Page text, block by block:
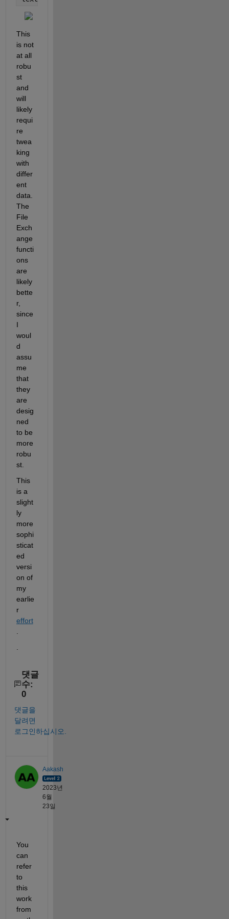
This
is not
at all
robu
st
and
will
likely
requi
re
twea
king
with
differ
ent
data.
The
File
Exch
ange
functi
ons
are
likely
bette
r,
since
I
woul
d
assu
me
that
they
are
desig
ned
to be
more
robu
st.
This
is a
slight
ly
more
sophi
sticat
ed
versi
on of
my
earlie
r
effort
댓글
수:
0
댓글을
달려면
로그인하십시오.
Aakash
2023년
6월
23일
You
can
refer
to
this
work
from